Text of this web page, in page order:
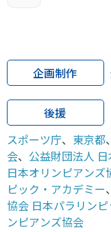
企画制作
後援
スポーツ庁、 東京都、
会、 公益財団法人
日本オリンピアンズ
ピック・アカデミー、
協会 日本パラリン
ンピアンズ協会